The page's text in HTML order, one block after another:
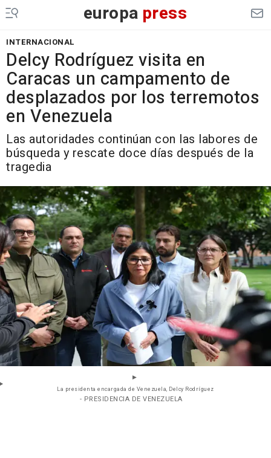
europa press
INTERNACIONAL
Delcy Rodríguez visita en
Caracas un campamento de
desplazados por los terremotos
en Venezuela
Las autoridades continúan con las labores de
búsqueda y rescate doce días después de la
tragedia
La presidenta encargada de Venezuela, Delcy Rodríguez
- PRESIDENCIA DE VENEZUELA